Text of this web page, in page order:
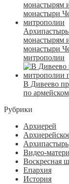
монастырям
монастыри
митрополии
В Дивеево
по
Рубрики
Архиерей
Архипастырь
Видео-
Воскресная
Епархия
История